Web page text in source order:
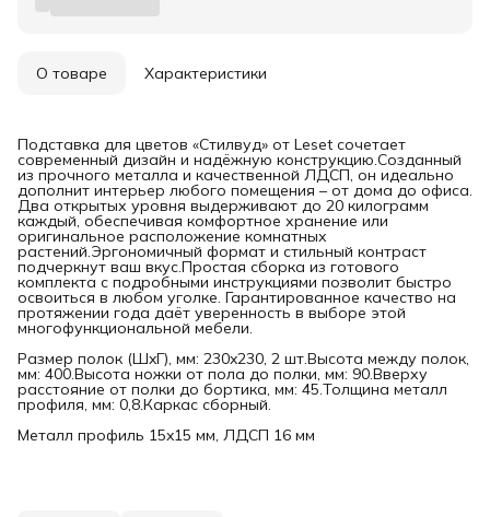
О товаре Характеристики
Подставка для цветов «Стилвуд» от Leset сочетает
современный дизайн и надёжную конструкцию.Созданный
из прочного металла и качественной ЛДСП, он идеально
дополнит интерьер любого помещения – от дома до офиса.
Два открытых уровня выдерживают до 20 килограмм
каждый, обеспечивая комфортное хранение или
оригинальное расположение комнатных
растений.Эргономичный формат и стильный контраст
подчеркнут ваш вкус.Простая сборка из готового
комплекта с подробными инструкциями позволит быстро
освоиться в любом уголке. Гарантированное качество на
протяжении года даёт уверенность в выборе этой
многофункциональной мебели.
Размер полок (ШxГ), мм: 230x230, 2 шт.Высота между полок,
мм: 400.Высота ножки от пола до полки, мм: 90.Вверху
расстояние от полки до бортика, мм: 45.Толщина металл
профиля, мм: 0,8.Каркас сборный.
Металл профиль 15x15 мм, ЛДСП 16 мм